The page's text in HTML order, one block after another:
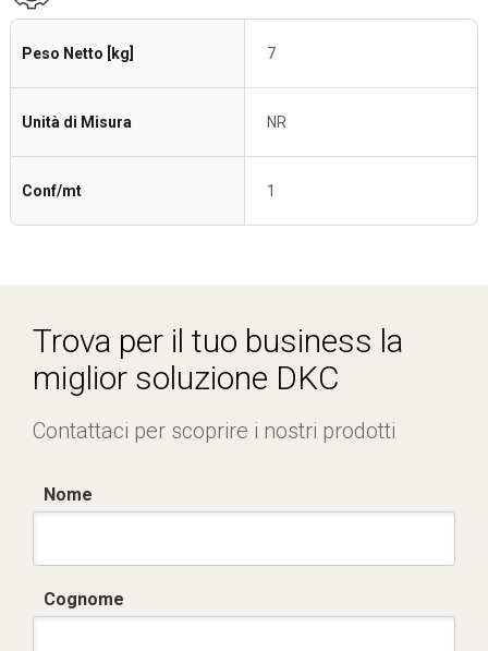
Peso Netto [kg] 7
Unità di Misura NR
Conf/mt 1
Trova per il tuo business la
miglior soluzione DKC
Contattaci per scoprire i nostri prodotti
Nome
Cognome